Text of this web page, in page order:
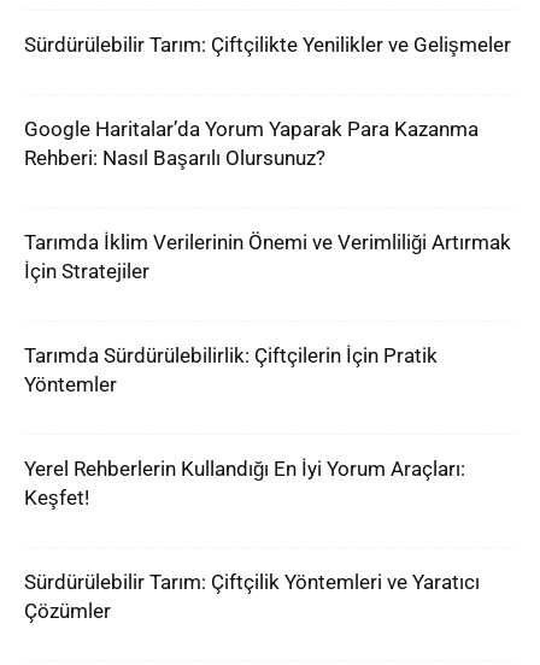
Sürdürülebilir Tarım: Çiftçilikte Yenilikler ve Gelişmeler
Google Haritalar’da Yorum Yaparak Para Kazanma
Rehberi: Nasıl Başarılı Olursunuz?
Tarımda İklim Verilerinin Önemi ve Verimliliği Artırmak
İçin Stratejiler
Tarımda Sürdürülebilirlik: Çiftçilerin İçin Pratik
Yöntemler
Yerel Rehberlerin Kullandığı En İyi Yorum Araçları:
Keşfet!
Sürdürülebilir Tarım: Çiftçilik Yöntemleri ve Yaratıcı
Çözümler